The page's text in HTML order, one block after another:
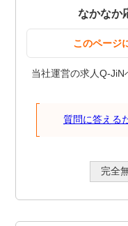
なかなか
このページ
当社運営の求人Q-JiN
質問に答える
完全